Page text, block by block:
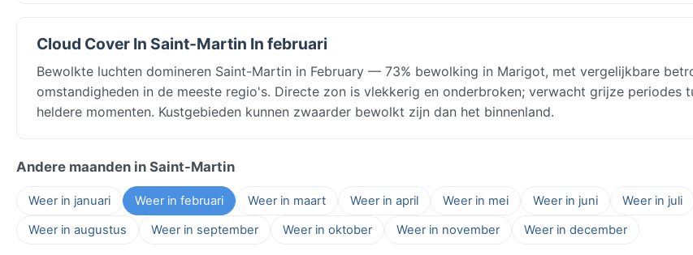
Cloud Cover In Saint-Martin In februari
Bewolkte luchten domineren Saint-Martin in February — 73% bewolking in Marigot, met vergelijkbare
omstandigheden in de meeste regio's. Directe zon is vlekkerig en onderbroken; verwacht grijze periodes
heldere momenten. Kustgebieden kunnen zwaarder bewolkt zijn dan het binnenland.
Andere maanden in Saint-Martin
Weer in januari Weer in februari Weer in maart Weer in april Weer in mei Weer in juni
Weer in juli
Weer in augustus
Weer in september Weer in oktober Weer in november Weer in december